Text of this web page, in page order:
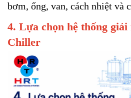
bơm, ống, van, cách nhiệt và
4. Lựa chọn hệ thống
Chiller